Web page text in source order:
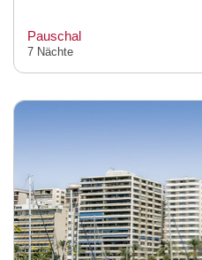
Pauschal
7 Nächte